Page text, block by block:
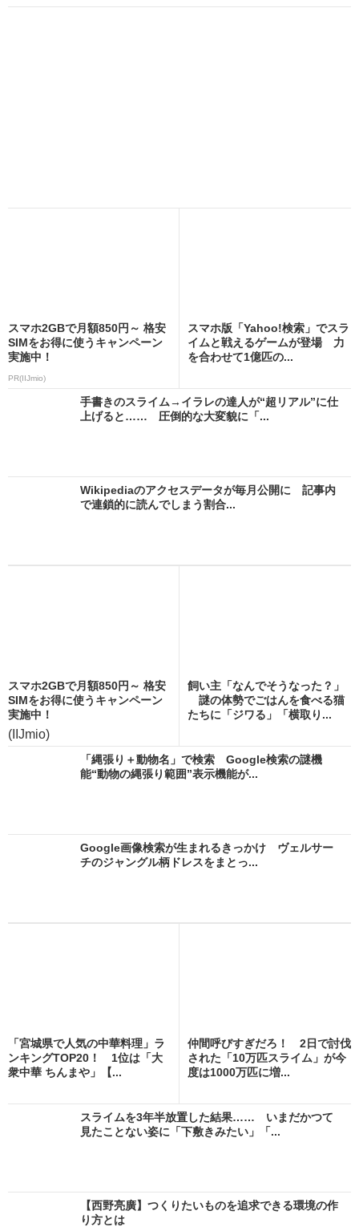
スマホ2GBで月額850円～ 格安
SIMをお得に使うキャンペーン
実施中！
PR(IIJmio)
スマホ版「Yahoo!検索」でスラ
イムと戦えるゲームが登場 力
を合わせて1億匹の...
手書きのスライム→イラレの達人が“超リアル”に仕
上げると…… 圧倒的な大変貌に「...
Wikipediaのアクセスデータが毎月公開に 記事内
で連鎖的に読んでしまう割合...
スマホ2GBで月額850円～ 格安
SIMをお得に使うキャンペーン
実施中！
(IIJmio)
飼い主「なんでそうなった？」
謎の体勢でごはんを食べる猫
たちに「ジワる」「横取り...
「縄張り＋動物名」で検索 Google検索の謎機
能“動物の縄張り範囲”表示機能が...
Google画像検索が生まれるきっかけ ヴェルサー
チのジャングル柄ドレスをまとっ...
「宮城県で人気の中華料理」ラ
ンキングTOP20！ 1位は「大
衆中華 ちんまや」【...
仲間呼びすぎだろ！ 2日で討伐
された「10万匹スライム」が今
度は1000万匹に増...
スライムを3年半放置した結果…… いまだかつて
見たことない姿に「下敷きみたい」「...
【西野亮廣】つくりたいものを追求できる環境の作
り方とは